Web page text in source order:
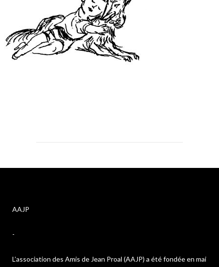
AAJP
-
L’association des Amis de Jean Proal (AAJP) a été fondée en mai